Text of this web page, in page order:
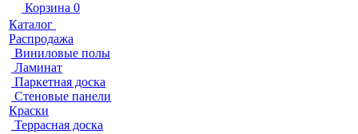
Корзина 0
Каталог
Распродажа
Виниловые полы
Ламинат
Паркетная доска
Стеновые панели
Краски
Террасная доска